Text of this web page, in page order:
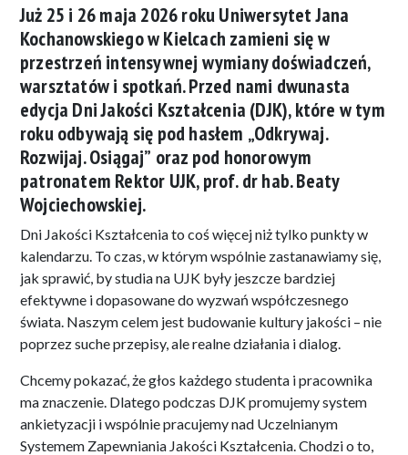
Już 25 i 26 maja 2026 rokuUniwersytet Jana
Kochanowskiego w Kielcach zamieni się w
przestrzeń intensywnej wymiany doświadczeń,
warsztatów i spotkań. Przed nami dwunasta
edycja Dni Jakości Kształcenia (DJK), które w tym
roku odbywają się pod hasłem „Odkrywaj.
Rozwijaj. Osiągaj” oraz pod honorowym
patronatem Rektor UJK, prof. dr hab.Beaty
Wojciechowskiej.
Dni Jakości Kształcenia to coś więcej niż tylko punkty w
kalendarzu. To czas, w którym wspólnie zastanawiamy się,
jak sprawić, by studia na UJK były jeszcze bardziej
efektywne i dopasowane do wyzwań współczesnego
świata. Naszym celem jest budowanie kultury jakości – nie
poprzez suche przepisy, ale realne działania i dialog.
Chcemy pokazać, że głos każdego studenta i pracownika
ma znaczenie. Dlatego podczas DJK promujemy system
ankietyzacji i wspólnie pracujemy nad Uczelnianym
Systemem Zapewniania Jakości Kształcenia. Chodzi o to,